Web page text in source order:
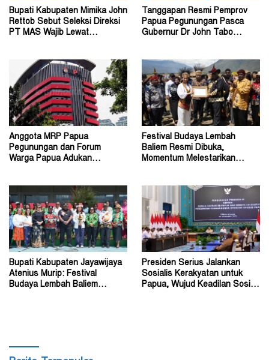
Bupati Kabupaten Mimika John
Rettob Sebut Seleksi Direksi
PT MAS Wajib Lewat
Tanggapan Resmi Pemprov
Papua Pegunungan Pasca
Gubernur Dr John Tabo
Anggota MRP Papua
Pegunungan dan Forum
Warga Papua Adukan
Festival Budaya Lembah
Baliem Resmi Dibuka,
Momentum Melestarikan
Bupati Kabupaten Jayawijaya
Atenius Murip: Festival
Budaya Lembah Baliem
Presiden Serius Jalankan
Sosialis Kerakyatan untuk
Papua, Wujud Keadilan Sosial